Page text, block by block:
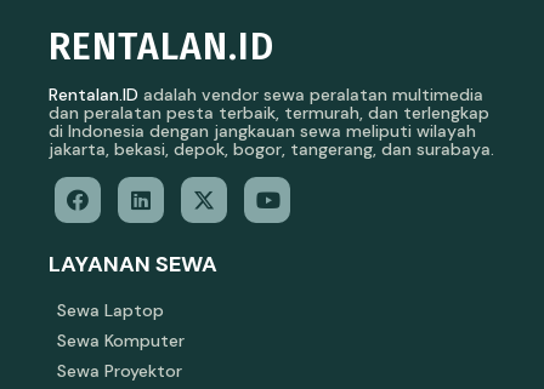
RENTALAN.ID
Rentalan.ID adalah vendor sewa peralatan multimedia
dan peralatan pesta terbaik, termurah, dan terlengkap
di Indonesia dengan jangkauan sewa meliputi wilayah
jakarta, bekasi, depok, bogor, tangerang, dan surabaya.
LAYANAN SEWA
Sewa Laptop
Sewa Komputer
Sewa Proyektor